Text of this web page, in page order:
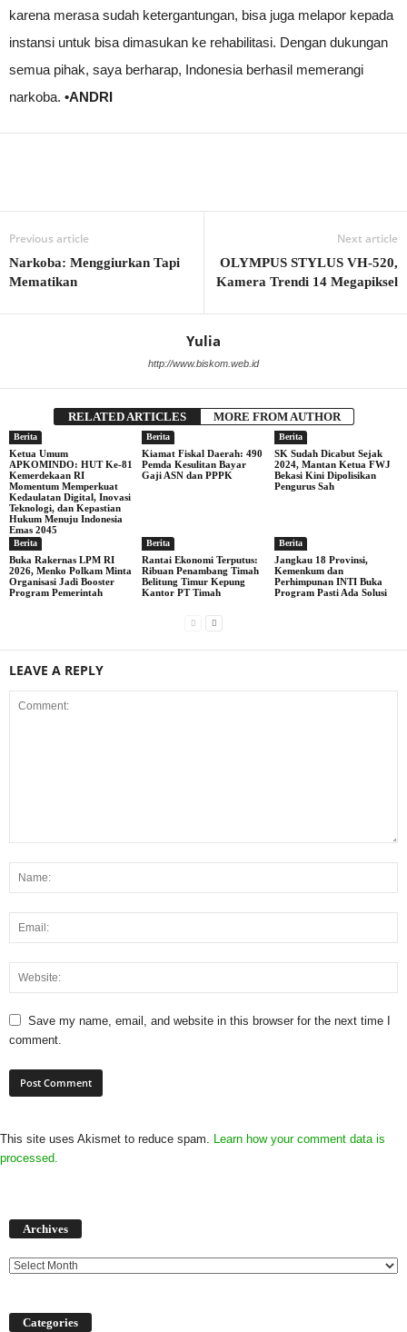
karena merasa sudah ketergantungan, bisa juga melapor kepada
instansi untuk bisa dimasukan ke rehabilitasi. Dengan dukungan
semua pihak, saya berharap, Indonesia berhasil memerangi
narkoba. •ANDRI
Previous article
Narkoba: Menggiurkan Tapi
Mematikan
Next article
OLYMPUS STYLUS VH-520,
Kamera Trendi 14 Megapiksel
Yulia
http://www.biskom.web.id
RELATED ARTICLES MORE FROM AUTHOR
Berita
Ketua Umum
APKOMINDO: HUT Ke-81
Kemerdekaan RI
Momentum Memperkuat
Kedaulatan Digital, Inovasi
Teknologi, dan Kepastian
Hukum Menuju Indonesia
Emas 2045
Berita
Kiamat Fiskal Daerah: 490
Pemda Kesulitan Bayar
Gaji ASN dan PPPK
Berita
SK Sudah Dicabut Sejak
2024, Mantan Ketua FWJ
Bekasi Kini Dipolisikan
Pengurus Sah
Berita
Buka Rakernas LPM RI
2026, Menko Polkam Minta
Organisasi Jadi Booster
Program Pemerintah
Berita
Rantai Ekonomi Terputus:
Ribuan Penambang Timah
Belitung Timur Kepung
Kantor PT Timah
Berita
Jangkau 18 Provinsi,
Kemenkum dan
Perhimpunan INTI Buka
Program Pasti Ada Solusi
LEAVE A REPLY
Save my name, email, and website in this browser for the next time I
comment.
This site uses Akismet to reduce spam. Learn how your comment data is
processed.
Archives
Categories